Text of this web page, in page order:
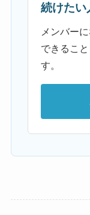
続けたい
メンバー
できるこ
す。